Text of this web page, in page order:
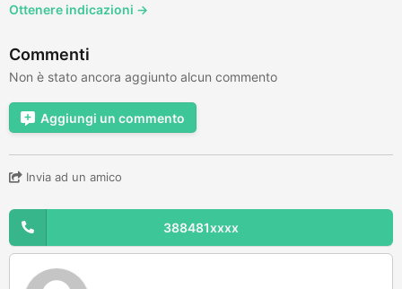
Ottenere indicazioni →
Commenti
Non è stato ancora aggiunto alcun commento
Aggiungi un commento
Invia ad un amico
388481xxxx